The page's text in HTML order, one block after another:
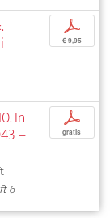
p
€ 9,95
In
–
6
p
gratis